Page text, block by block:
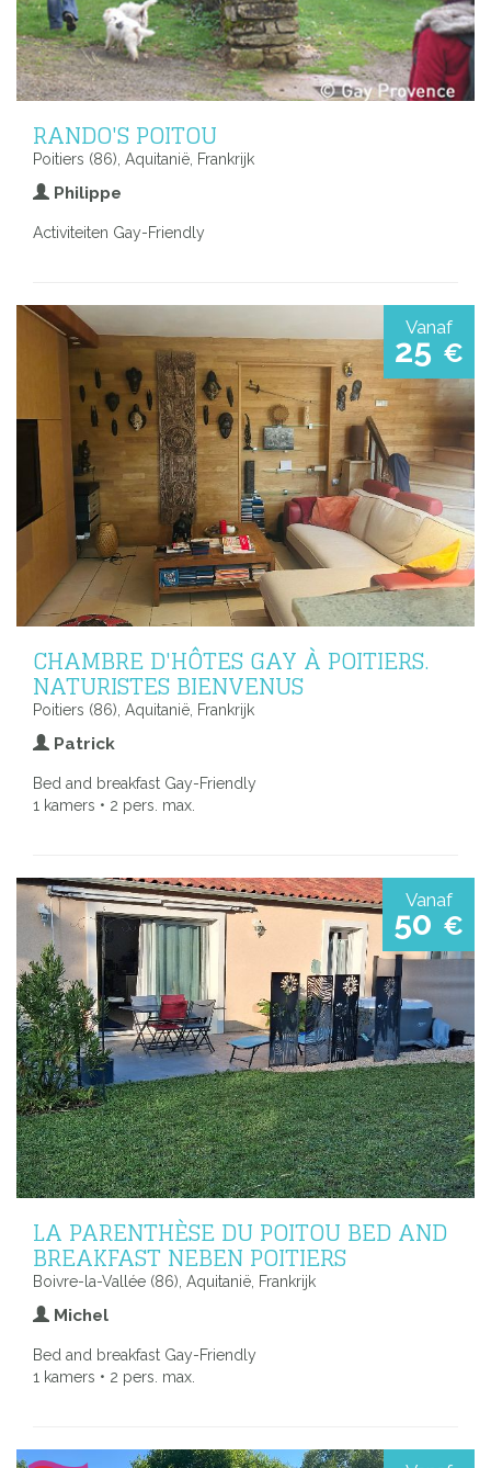
RANDO'S POITOU
Poitiers (86), Aquitanië, Frankrijk
Philippe
Activiteiten Gay-Friendly
Vanaf
25 €
CHAMBRE D'HÔTES GAY À POITIERS.
NATURISTES BIENVENUS
Poitiers (86), Aquitanië, Frankrijk
Patrick
Bed and breakfast Gay-Friendly
1 kamers • 2 pers. max.
Vanaf
50 €
LA PARENTHÈSE DU POITOU BED AND
BREAKFAST NEBEN POITIERS
Boivre-la-Vallée (86), Aquitanië, Frankrijk
Michel
Bed and breakfast Gay-Friendly
1 kamers • 2 pers. max.